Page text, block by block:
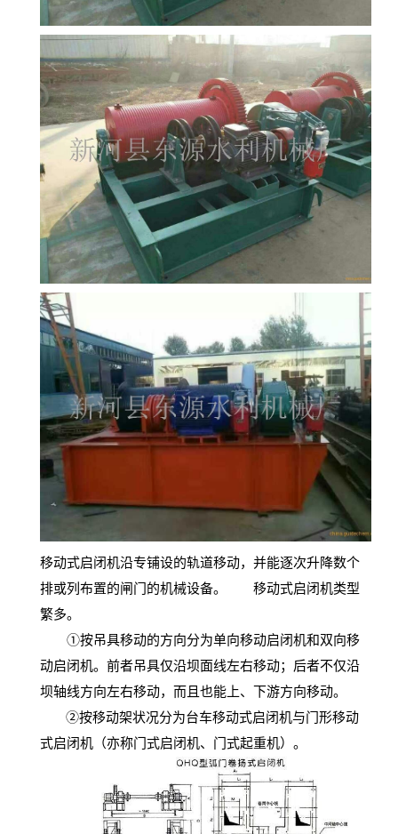
移动式启闭机沿专铺设的轨道移动，并能逐次升降数个
排或列布置的闸门的机械设备。 移动式启闭机类型
繁多。
①按吊具移动的方向分为单向移动启闭机和双向移
动启闭机。前者吊具仅沿坝面线左右移动；后者不仅沿
坝轴线方向左右移动，而且也能上、下游方向移动。
②按移动架状况分为台车移动式启闭机与门形移动
式启闭机（亦称门式启闭机、门式起重机）。